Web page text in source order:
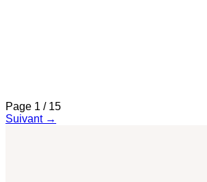
Page 1 / 15
Suivant→